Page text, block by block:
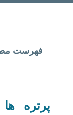
فهرست
پرتره